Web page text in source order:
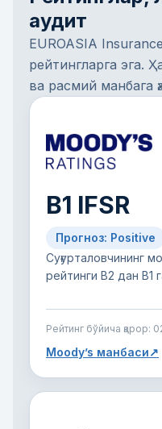
аудит
EUROASIA
рейтингларга эга.
ва расмий манбага
B1 IFSR
Прогноз: Positive
Суғурталовчининг
рейтинги B2 дан B1
Рейтинг бўйича қарор:
Moody’s манбаси↗